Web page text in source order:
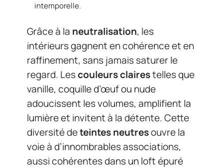
intemporelle.
Grâce à la neutralisation, les
intérieurs gagnent en cohérence et en
raffinement, sans jamais saturer le
regard. Lescouleurs clairestelles que
vanille, coquille d’œuf ou nude
adoucissent les volumes, amplifient la
lumière et invitent à la détente. Cette
diversité deteintes neutresouvre la
voie à d’innombrables associations,
aussi cohérentes dans un loft épuré